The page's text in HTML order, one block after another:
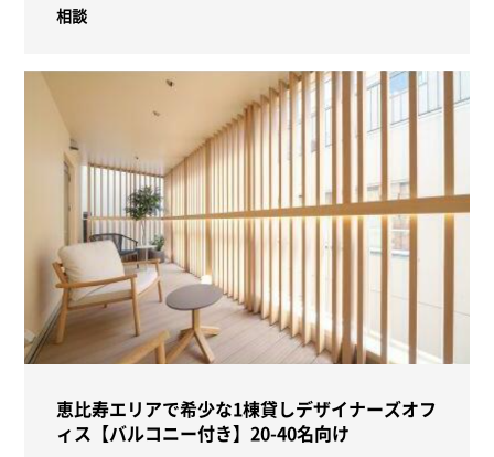
相談
恵比寿エリアで希少な1棟貸しデザイナーズオフ
ィス【バルコニー付き】20-40名向け